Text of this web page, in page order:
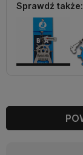
Sprawdź także: